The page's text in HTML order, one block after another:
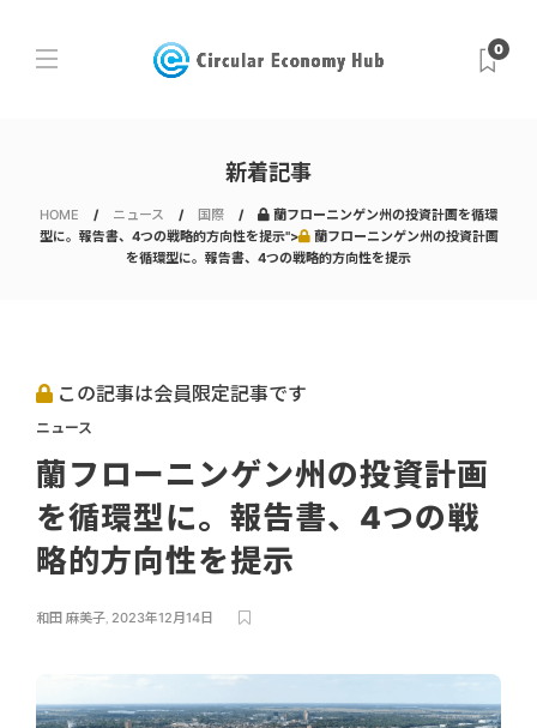
0
新着記事
HOME ニュース 国際
蘭フローニンゲン州の投資計画を循環
型に。報告書、4つの戦略的方向性を提示">
蘭フローニンゲン州の投資計画
を循環型に。報告書、4つの戦略的方向性を提示
この記事は会員限定記事です
ニュース
蘭フローニンゲン州の投資計画
を循環型に。報告書、4つの戦
略的方向性を提示
和田 麻美子, 2023年12月14日